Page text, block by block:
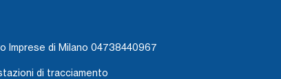
Imprese di Milano 04738440967
di tracciamento